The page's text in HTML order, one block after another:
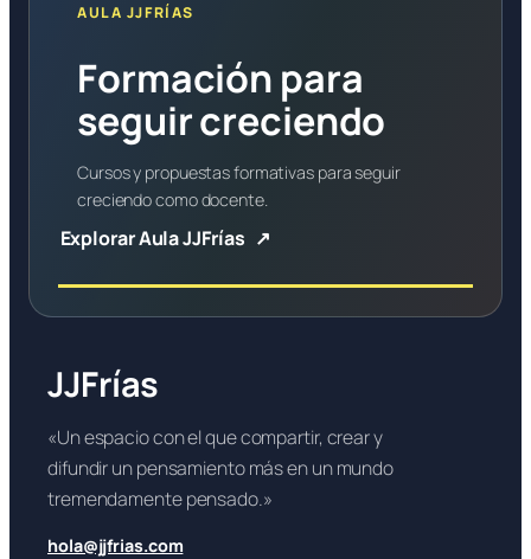
AULA JJFRÍAS
Formación para
seguir creciendo
Cursos y propuestas formativas para seguir
creciendo como docente.
Explorar Aula JJFrías
JJFrías
«Un espacio con el que compartir, crear y
difundir un pensamiento más en un mundo
tremendamente pensado.»
hola@jjfrias.com